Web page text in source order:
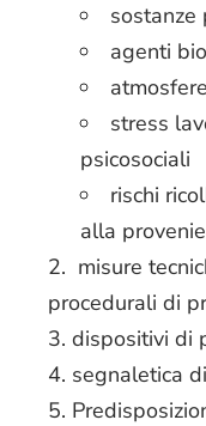
sostanze
agenti
stress
psicosociali
rischi
alla
misure
procedurali di
dispositivi di
segnaletica